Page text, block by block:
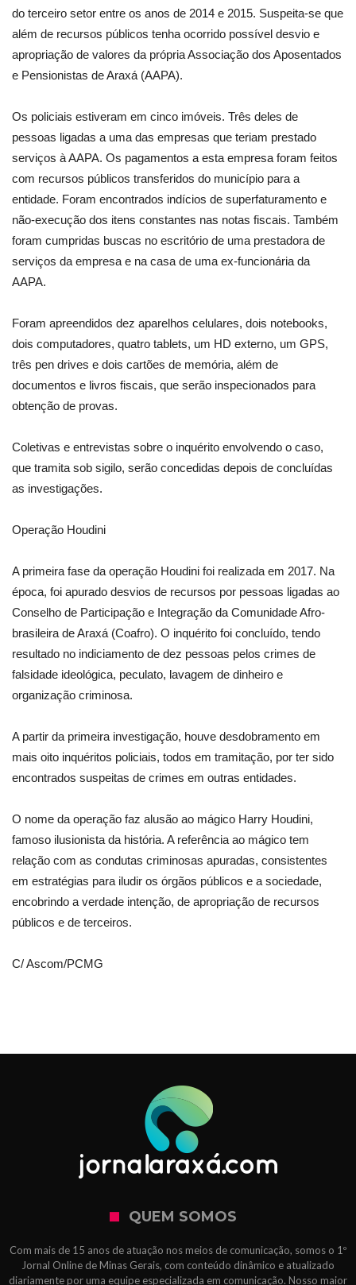
do terceiro setor entre os anos de 2014 e 2015. Suspeita-se que
além de recursos públicos tenha ocorrido possível desvio e
apropriação de valores da própria Associação dos Aposentados
e Pensionistas de Araxá (AAPA).
Os policiais estiveram em cinco imóveis. Três deles de
pessoas ligadas a uma das empresas que teriam prestado
serviços à AAPA. Os pagamentos a esta empresa foram feitos
com recursos públicos transferidos do município para a
entidade. Foram encontrados indícios de superfaturamento e
não-execução dos itens constantes nas notas fiscais. Também
foram cumpridas buscas no escritório de uma prestadora de
serviços da empresa e na casa de uma ex-funcionária da
AAPA.
Foram apreendidos dez aparelhos celulares, dois notebooks,
dois computadores, quatro tablets, um HD externo, um GPS,
três pen drives e dois cartões de memória, além de
documentos e livros fiscais, que serão inspecionados para
obtenção de provas.
Coletivas e entrevistas sobre o inquérito envolvendo o caso,
que tramita sob sigilo, serão concedidas depois de concluídas
as investigações.
Operação Houdini
A primeira fase da operação Houdini foi realizada em 2017. Na
época, foi apurado desvios de recursos por pessoas ligadas ao
Conselho de Participação e Integração da Comunidade Afro-
brasileira de Araxá (Coafro). O inquérito foi concluído, tendo
resultado no indiciamento de dez pessoas pelos crimes de
falsidade ideológica, peculato, lavagem de dinheiro e
organização criminosa.
A partir da primeira investigação, houve desdobramento em
mais oito inquéritos policiais, todos em tramitação, por ter sido
encontrados suspeitas de crimes em outras entidades.
O nome da operação faz alusão ao mágico Harry Houdini,
famoso ilusionista da história. A referência ao mágico tem
relação com as condutas criminosas apuradas, consistentes
em estratégias para iludir os órgãos públicos e a sociedade,
encobrindo a verdade intenção, de apropriação de recursos
públicos e de terceiros.
C/ Ascom/PCMG
QUEM SOMOS
Com mais de 15 anos de atuação nos meios de comunicação, somos o 1º
Jornal Online de Minas Gerais, com conteúdo dinâmico e atualizado
diariamente por uma equipe especializada em comunicação. Nosso maior